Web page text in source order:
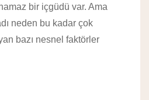
bir içgüdü var. Ama
neden bu kadar çok
bazı nesnel faktörler